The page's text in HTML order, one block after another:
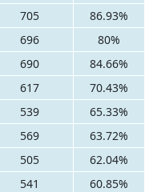
705
86.93%
696
80%
690
84.66%
617
70.43%
539
65.33%
569
63.72%
505
62.04%
541
60.85%